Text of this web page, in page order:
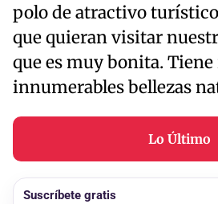
polo de atractivo
que quieran visitar
que es muy bonita.
innumerables bellezas
Lo Último
Suscríbete gratis